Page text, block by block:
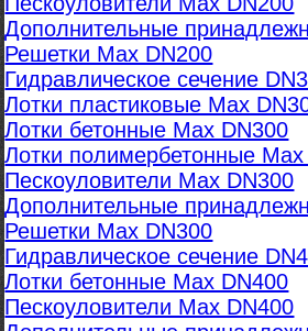
Дополнительные
Решетки Max DN200
Гидравлическое сечение
Лотки пластиковые Max
Лотки бетонные Max DN300
Лотки полимербетонные
Пескоуловители Max DN300
Дополнительные
Решетки Max DN300
Гидравлическое сечение
Лотки бетонные Max DN400
Пескоуловители Max DN400